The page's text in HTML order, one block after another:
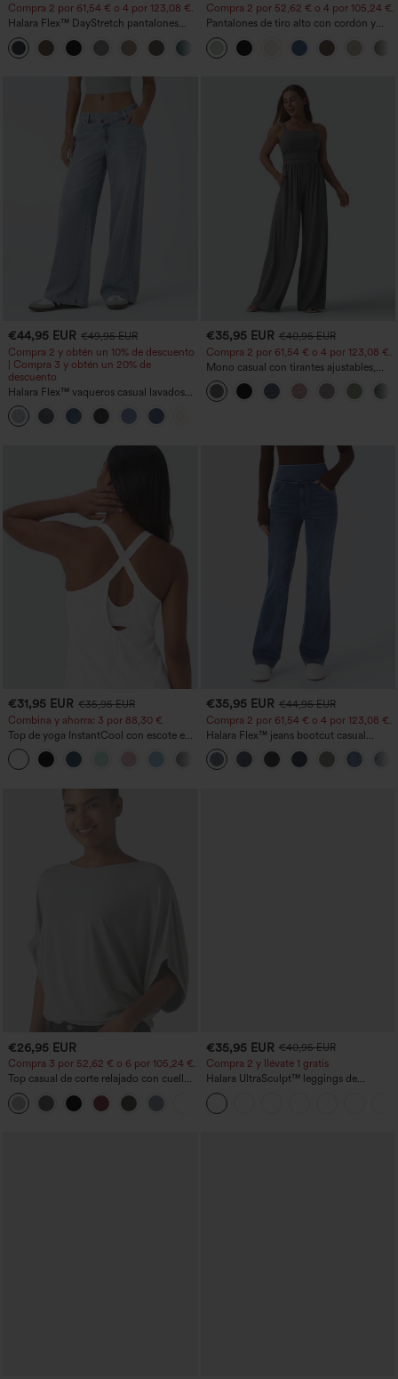
Compra 2 por 61,54 € o 4 por 123,08 €.
Halara Flex™ DayStretch pantalones
acampanados de trabajo de tiro medio
con bolsillo lateral con cremallera
Compra 2 por 52,62 € o 4 por 105,24 €.
Pantalones de tiro alto con cordón y
bolsillos, pernera ancha, holgados y de
estilo casual con tacto de lino.
€44,95 EUR €49,95 EUR
Compra 2 y obtén un 10% de descuento
| Compra 3 y obtén un 20% de
descuento
Halara Flex™ vaqueros casual lavados
asimétricos de tiro bajo con bolsillos
con cremallera, corte baggy y pierna
ancha
€35,95 EUR €40,95 EUR
Compra 2 por 61,54 € o 4 por 123,08 €.
Mono casual con tirantes ajustables,
fruncidos, pierna ancha, tejido jaspeado
y bolsillos - Easy Peezy
€31,95 EUR €35,95 EUR
Combina y ahorra: 3 por 88,30 €
Top de yoga InstantCool con escote en
U y bajo curvado - UPF50+
€35,95 EUR €44,95 EUR
Compra 2 por 61,54 € o 4 por 123,08 €.
Halara Flex™ jeans bootcut casual
lavados, de talle alto y con bolsillos
€26,95 EUR
Compra 3 por 52,62 € o 6 por 105,24 €.
Top casual de corte relajado con cuello
redondo y mangas murciélago.
€35,95 EUR €40,95 EUR
Compra 2 y llévate 1 gratis
Halara UltraSculpt™ leggings de
entrenamiento moldeadores de talle alto
con fruncido trasero que realza los
glúteos, control de abdomen y bolsillos